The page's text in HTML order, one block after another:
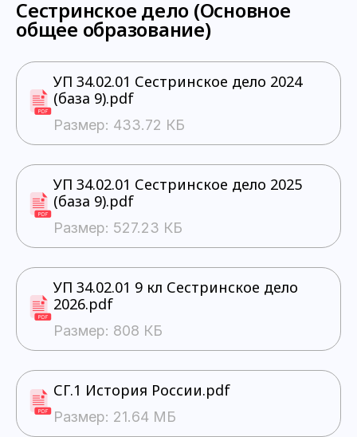
Сестринское дело (Основное
общее образование)
УП 34.02.01 Сестринское дело 2024
(база 9).pdf
Размер: 433.72 КБ
УП 34.02.01 Сестринское дело 2025
(база 9).pdf
Размер: 527.23 КБ
УП 34.02.01 9 кл Сестринское дело
2026.pdf
Размер: 808 КБ
СГ.1 История России.pdf
Размер: 21.64 МБ